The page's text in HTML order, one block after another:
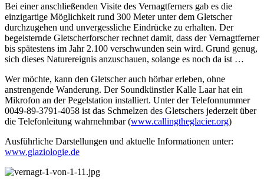
Bei einer anschließenden Visite des Vernagtferners gab es die
einzigartige Möglichkeit rund 300 Meter unter dem Gletscher
durchzugehen und unvergessliche Eindrücke zu erhalten. Der
begeisternde Gletscherforscher rechnet damit, dass der Vernagtferner
bis spätestens im Jahr 2.100 verschwunden sein wird. Grund genug,
sich dieses Naturereignis anzuschauen, solange es noch da ist …
Wer möchte, kann den Gletscher auch hörbar erleben, ohne
anstrengende Wanderung. Der Soundkünstler Kalle Laar hat ein
Mikrofon an der Pegelstation installiert. Unter der Telefonnummer
0049-89-3791-4058 ist das Schmelzen des Gletschers jederzeit über
die Telefonleitung wahrnehmbar (www.callingtheglacier.org)
Ausführliche Darstellungen und aktuelle Informationen unter:
www.glaziologie.de